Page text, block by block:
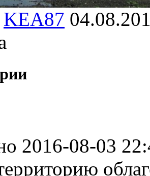
KEA87
2016-08-03